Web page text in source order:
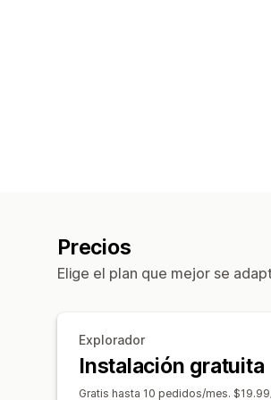
Precios
Elige el plan que mejor se
Explorador
Instalación gratuita
Gratis hasta 10 pedidos/mes.